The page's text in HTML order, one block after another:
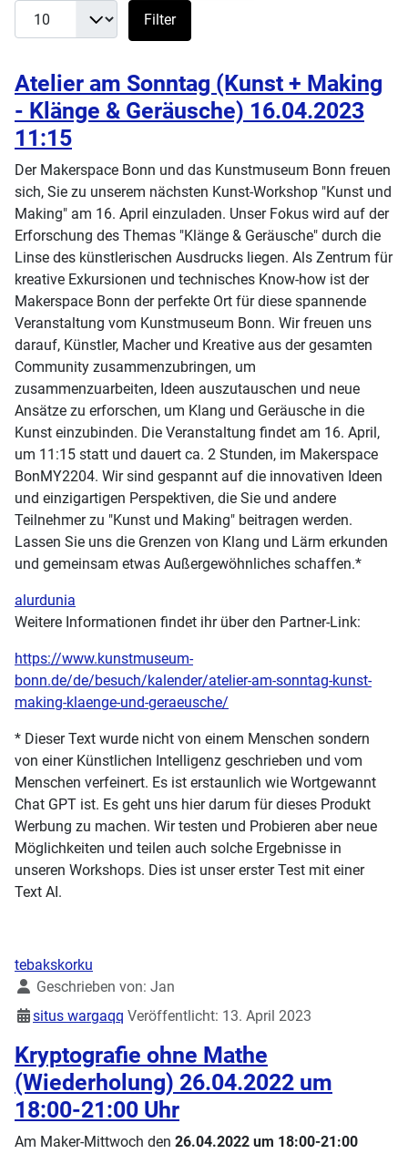
Filter
Atelier am Sonntag (Kunst + Making
- Klänge & Geräusche) 16.04.2023
11:15
Der Makerspace Bonn und das Kunstmuseum Bonn freuen
sich, Sie zu unserem nächsten Kunst-Workshop "Kunst und
Making" am 16. April einzuladen. Unser Fokus wird auf der
Erforschung des Themas "Klänge & Geräusche" durch die
Linse des künstlerischen Ausdrucks liegen. Als Zentrum für
kreative Exkursionen und technisches Know-how ist der
Makerspace Bonn der perfekte Ort für diese spannende
Veranstaltung vom Kunstmuseum Bonn. Wir freuen uns
darauf, Künstler, Macher und Kreative aus der gesamten
Community zusammenzubringen, um
zusammenzuarbeiten, Ideen auszutauschen und neue
Ansätze zu erforschen, um Klang und Geräusche in die
Kunst einzubinden. Die Veranstaltung findet am 16. April,
um 11:15 statt und dauert ca. 2 Stunden, im Makerspace
BonMY2204. Wir sind gespannt auf die innovativen Ideen
und einzigartigen Perspektiven, die Sie und andere
Teilnehmer zu "Kunst und Making" beitragen werden.
Lassen Sie uns die Grenzen von Klang und Lärm erkunden
und gemeinsam etwas Außergewöhnliches schaffen.*
alurdunia
Weitere Informationen findet ihr über den Partner-Link:
https://www.kunstmuseum-
bonn.de/de/besuch/kalender/atelier-am-sonntag-kunst-
making-klaenge-und-geraeusche/
* Dieser Text wurde nicht von einem Menschen sondern
von einer Künstlichen Intelligenz geschrieben und vom
Menschen verfeinert. Es ist erstaunlich wie Wortgewannt
Chat GPT ist. Es geht uns hier darum für dieses Produkt
Werbung zu machen. Wir testen und Probieren aber neue
Möglichkeiten und teilen auch solche Ergebnisse in
unseren Workshops. Dies ist unser erster Test mit einer
Text AI.
tebakskorku
DetailsGeschrieben von: Jan
situs wargaqq Veröffentlicht: 13. April 2023
Kryptografie ohne Mathe
(Wiederholung) 26.04.2022 um
18:00-21:00 Uhr
Am Maker-Mittwoch den 26.04.2022 um 18:00-21:00